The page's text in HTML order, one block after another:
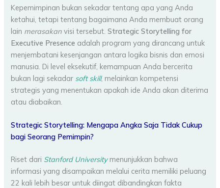
Kepemimpinan bukan sekadar tentang apa yang Anda
ketahui, tetapi tentang bagaimana Anda membuat orang
lain merasakan visi tersebut.Strategic Storytelling for
Executive Presence adalah program yang dirancang untuk
menjembatani kesenjangan antara logika bisnis dan emosi
manusia. Di level eksekutif, kemampuan Anda bercerita
bukan lagi sekadar soft skill, melainkan kompetensi
strategis yang menentukan apakah ide Anda akan diterima
atau diabaikan.
Strategic Storytelling: Mengapa Angka Saja Tidak Cukup
bagi Seorang Pemimpin?
Riset dari Stanford Universitymenunjukkan bahwa
informasi yang disampaikan melalui cerita memiliki peluang
22 kali lebih besar untuk diingat dibandingkan fakta